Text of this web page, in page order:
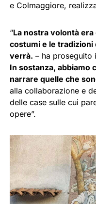
e Colmaggiore,
“La nostra volontà
costumi e le tradizioni
verrà. – ha proseguito
In sostanza, abbiamo
narrare quelle che
alla collaborazione e
delle case sulle cui
opere”.